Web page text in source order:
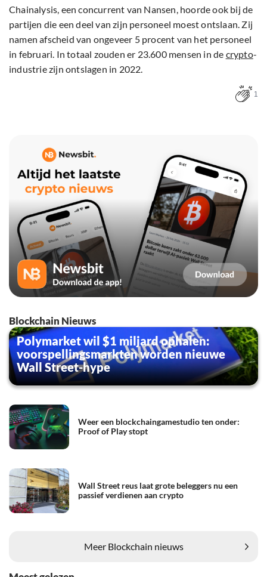
Chainalysis, een concurrent van Nansen, hoorde ook bij de
partijen die een deel van zijn personeel moest ontslaan. Zij
namen afscheid van ongeveer 5 procent van het personeel
in februari. In totaal zouden er 23.600 mensen in de crypto-
industrie zijn ontslagen in 2022.
1
Blockchain Nieuws
Polymarket wil $1 miljard ophalen:
voorspellingsmarkten worden nieuwe
Wall Street-hype
Weer een blockchaingamestudio ten onder:
Proof of Play stopt
Wall Street reus laat grote beleggers nu een
passief verdienen aan crypto
Meer Blockchain nieuws